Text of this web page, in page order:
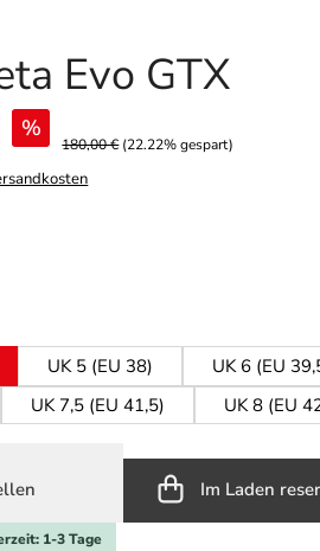
Evo GTX
%
180,00 € (22.22% gespart)
UK 5 (EU 38)
UK 6 (EU
UK 7,5 (EU 41,5) UK 8 (EU
Im Laden
1-3 Tage